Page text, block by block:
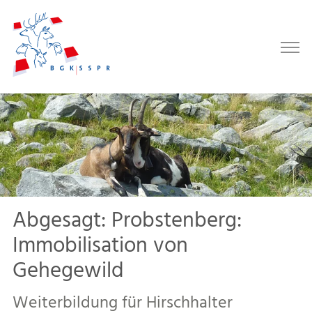
Abgesagt: Probstenberg:
Immobilisation von
Gehegewild
Weiterbildung für Hirschhalter